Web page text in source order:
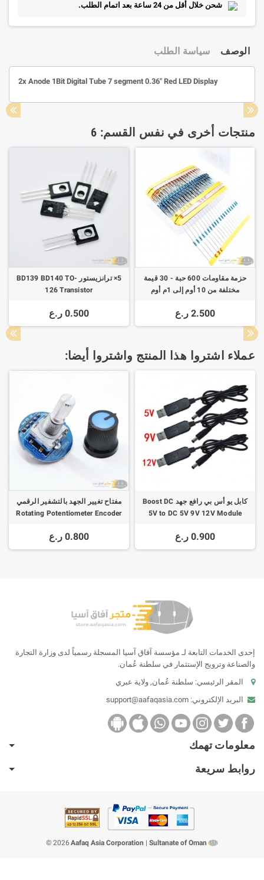
شحن خلال أقل من 24 ساعة بعد اتمام الطلب.
الوصف سياسة الطلب
2x Anode 1Bit Digital Tube 7 segment 0.36" Red LED Display
منتجات أخرى في نفس القسم: 6
حزمة مقاومات 600 حبة - 30 قيمة
مختلفة من 10 أوم إلى 1م أوم
2.500 ر.ع
5× ترانزيستور BD139 BD140 TO-
126 Transistor
0.500 ر.ع
عملاء اشتروا هذا المنتج واشتروا أيضا:
كابل يو أس بي رافع جهد Boost DC
5V to DC 5V 9V 12V Module
0.900 ر.ع
مفتاح تغيير الجهد بالتشفير الرقمي
Rotating Potentiometer Encoder
0.800 ر.ع
إحدى الخدمات التابعة لـ مؤسسة آفاق آسيا المسجلة رسمياً لدى وزارة التجارة
والصناعة وترويج الإستثمار في سلطنة عُمان.
المقر الرئيسي: سلطنة عُمان, ولاية عبري
البريد الإلكتروني: support@aafaqasia.com
معلومات تهمك
روابط سريعة
Aafaq Asia Corporation | Sultanate of Oman
2026 ©